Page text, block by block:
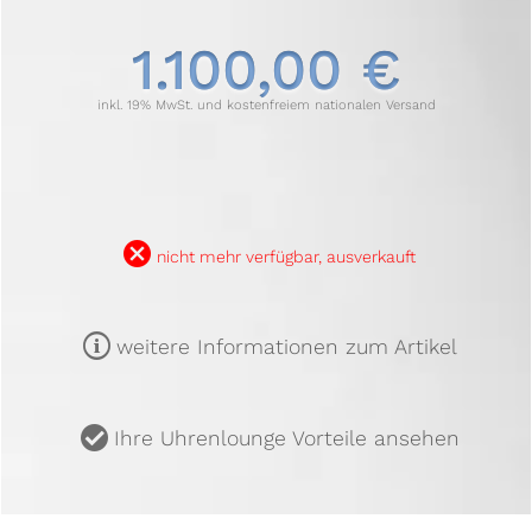
1.100,00 €
inkl. 19% MwSt. und kostenfreiem nationalen Versand
B nicht mehr verfügbar, ausverkauft
m weitere Informationen zum Artikel
u Ihre Uhrenlounge Vorteile ansehen